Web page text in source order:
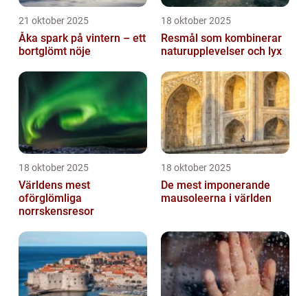
21 oktober 2025
Åka spark på vintern – ett
bortglömt nöje
18 oktober 2025
Resmål som kombinerar
naturupplevelser och lyx
18 oktober 2025
Världens mest
oförglömliga
norrskensresor
18 oktober 2025
De mest imponerande
mausoleerna i världen